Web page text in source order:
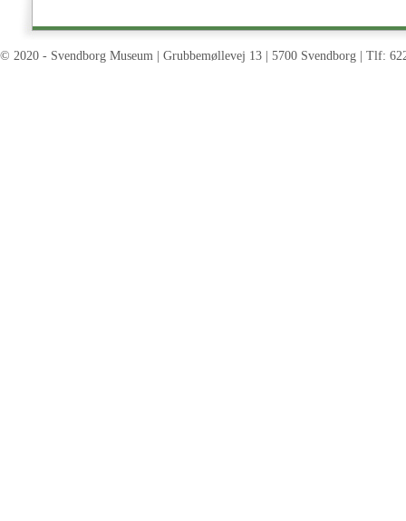
© 2020 - Svendborg Museum | Grubbemøllevej 13 | 5700 Svendborg | Tlf: